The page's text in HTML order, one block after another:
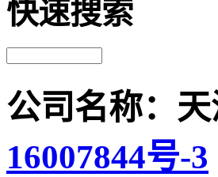
快速搜索
公司名称：
16007844号-3